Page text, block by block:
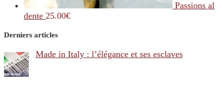
Passions al
dente 25.00€
Derniers articles
Made in Italy : l’élégance et ses esclaves